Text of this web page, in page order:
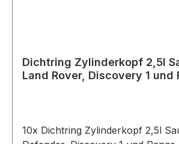
Dichtring Zylinderkopf 2,5l
Land Rover, Discovery 1 und
10x Dichtring Zylinderkopf 2,5l